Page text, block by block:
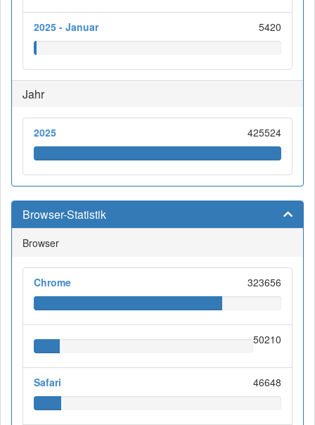
2025 - Januar 5420
Jahr
2025 425524
Browser-Statistik
Browser
Chrome 323656
50210
Safari 46648